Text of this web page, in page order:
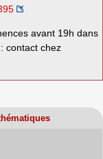
avant 19h dans
contact chez